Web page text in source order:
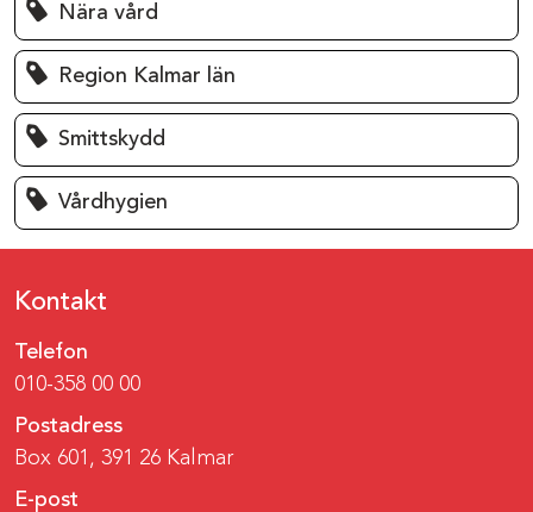
Nära vård
Region Kalmar län
Smittskydd
Vårdhygien
Kontakt
Telefon
010-358 00 00
Postadress
Box 601, 391 26 Kalmar
E-post